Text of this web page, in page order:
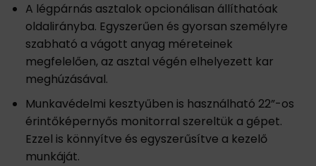
A légpárnás asztalok opcionálisan állíthatóak
oldalirányba. Egyszerűen és gyorsan személyre
szabható a vágott anyag méreteinek
megfelelően, az asztal végén elhelyezett kar
meghúzásával.
Munkavédelmi kesztyűben is használható 22”-os
érintőképernyős monitorral szereltük a gépet.
Ezzel is könnyítve és egyszerűsítve a kezelő
munkáját.